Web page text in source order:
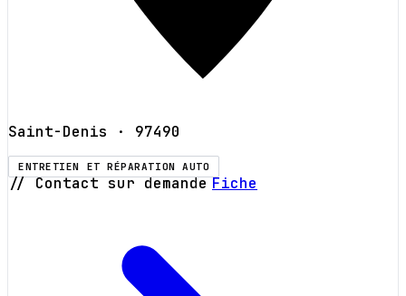
Saint-Denis · 97490
ENTRETIEN ET RÉPARATION AUTO
// Contact sur demande Fiche